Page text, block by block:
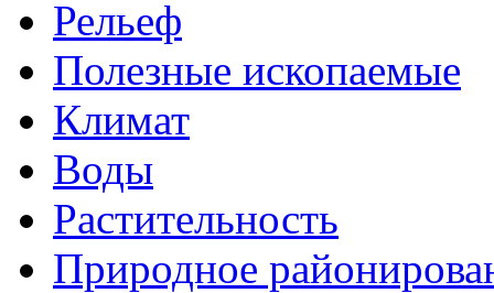
Рельеф
Полезные ископаемые
Климат
Воды
Растительность
Природное